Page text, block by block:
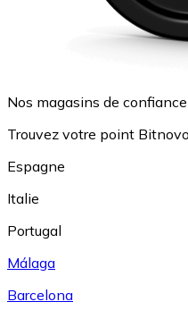
Nos magasins de confiance
Trouvez votre point
Espagne
Italie
Portugal
Málaga
Barcelona